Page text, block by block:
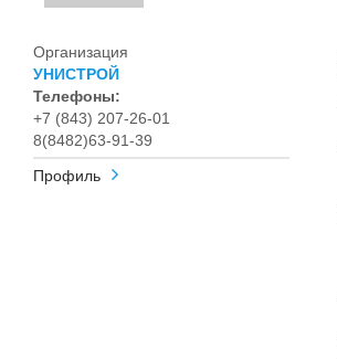
Организация
УНИСТРОЙ
Телефоны:
+7 (843) 207-26-01
8(8482)63-91-39
Профиль